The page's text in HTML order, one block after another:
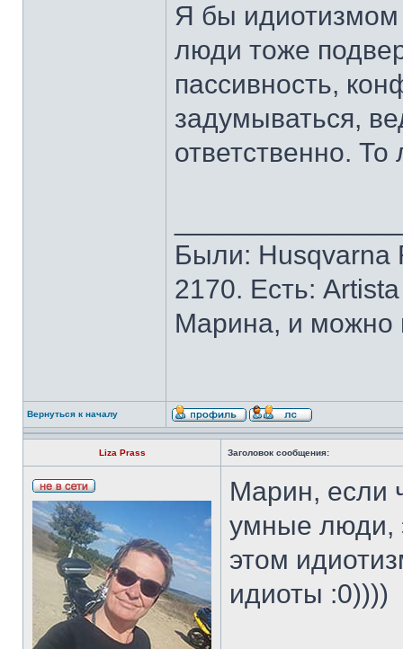
Я бы идиотизмом
люди тоже
пассивность,
задумываться,
ответственно. То
Были: Husqvarna
2170. Есть:
Марина, и можно
Вернуться к началу
Liza Prass Заголовок сообщения:
Марин, если
умные люди,
этом
идиоты :0))))